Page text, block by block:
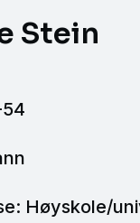
Stein
Høyskole/